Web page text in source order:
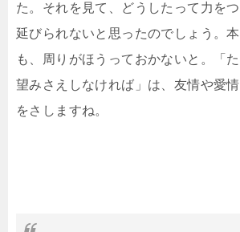
た。それを見て、どうしたって力を
延びられないと思ったのでしょう。
も、周りがほうっておかないと。「
望みさえしなければ」は、友情や愛
をさしますね。